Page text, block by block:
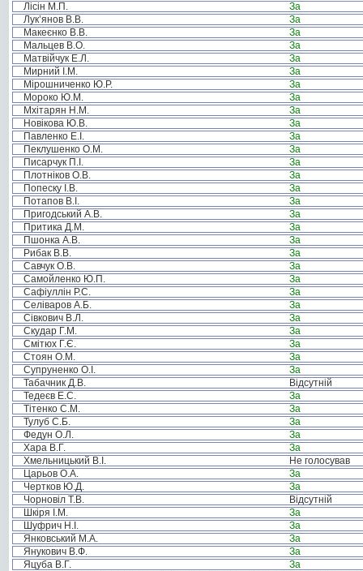
Лісін М.П.
За
Лук’янов В.В.
За
Макеєнко В.В.
За
Мальцев В.О.
За
Матвійчук Е.Л.
За
Мирний І.М.
За
Мірошниченко Ю.Р.
За
Мороко Ю.М.
За
Мхітарян Н.М.
За
Новікова Ю.В.
За
Павленко Е.І.
За
Пеклушенко О.М.
За
Писарчук П.І.
За
Плотніков О.В.
За
Попеску І.В.
За
Потапов В.І.
За
Пригодський А.В.
За
Притика Д.М.
За
Пшонка А.В.
За
Рибак В.В.
За
Савчук О.В.
За
Самойленко Ю.П.
За
Сафіуллін Р.С.
За
Селіваров А.Б.
За
Сівкович В.Л.
За
Скудар Г.М.
За
Смітюх Г.Є.
За
Стоян О.М.
За
Супруненко О.І.
За
Табачник Д.В.
Відсутній
Тедеєв Е.С.
За
Тітенко С.М.
За
Тулуб С.Б.
За
Федун О.Л.
За
Хара В.Г.
За
Хмельницький В.І.
Не голосував
Царьов О.А.
За
Чертков Ю.Д.
За
Чорновіл Т.В.
Відсутній
Шкіря І.М.
За
Шуфрич Н.І.
За
Янковський М.А.
За
Янукович В.Ф.
За
Яцуба В.Г.
За